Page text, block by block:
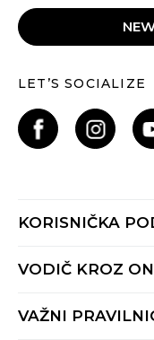
LET’S SOCIALIZE
KORISNIČKA
Provjeri status
Radno vrijeme 9-16h
VODIČ KROZ
Načini isporuke
VAŽNI